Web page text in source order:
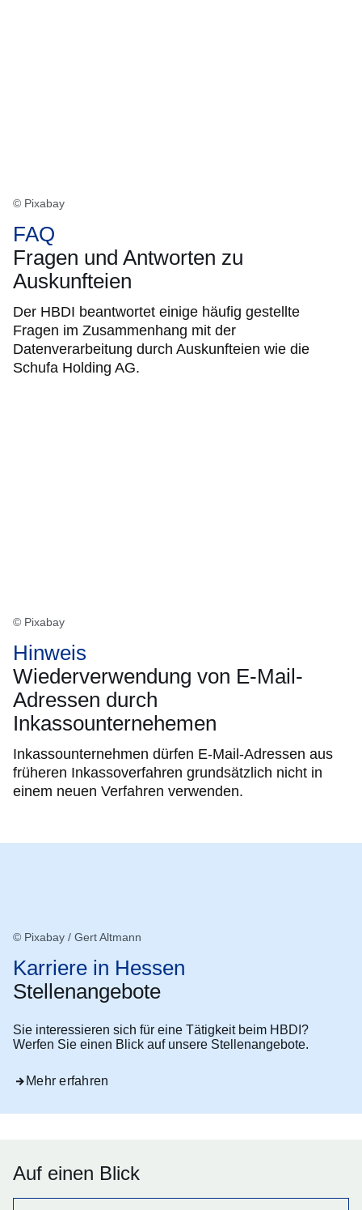
© Pixabay
FAQ
Fragen und Antworten zu
Auskunfteien
Der HBDI beantwortet einige häufig gestellte
Fragen im Zusammenhang mit der
Datenverarbeitung durch Auskunfteien wie die
Schufa Holding AG.
© Pixabay
Hinweis
Wiederverwendung von E-Mail-
Adressen durch
Inkassounternehemen
Inkassounternehmen dürfen E-Mail-Adressen aus
früheren Inkassoverfahren grundsätzlich nicht in
einem neuen Verfahren verwenden.
© Pixabay / Gert Altmann
Karriere in Hessen
Stellenangebote
Sie interessieren sich für eine Tätigkeit beim HBDI?
Werfen Sie einen Blick auf unsere Stellenangebote.
Mehr erfahren
Auf einen Blick